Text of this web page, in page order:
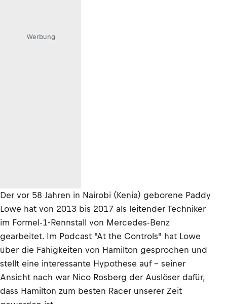
Werbung
Der vor 58 Jahren in Nairobi (Kenia) geborene Paddy
Lowe hat von 2013 bis 2017 als leitender Techniker
im Formel-1-Rennstall von Mercedes-Benz
gearbeitet. Im Podcast "At the Controls" hat Lowe
über die Fähigkeiten von Hamilton gesprochen und
stellt eine interessante Hypothese auf – seiner
Ansicht nach war Nico Rosberg der Auslöser dafür,
dass Hamilton zum besten Racer unserer Zeit